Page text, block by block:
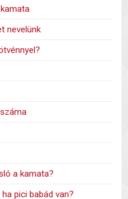
nevelünk
a kamata?
pici babád van?